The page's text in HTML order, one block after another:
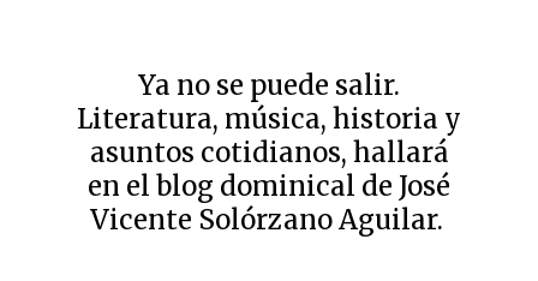
Ya no se puede salir.
Literatura, música, historia y
asuntos cotidianos, hallará
en el blog dominical de José
Vicente Solórzano Aguilar.